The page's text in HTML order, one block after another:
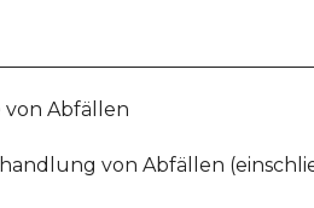
Abfällen
von Abfällen